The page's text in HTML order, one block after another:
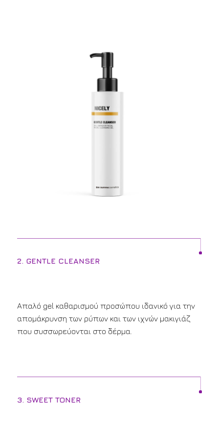
2. GENTLE CLEANSER
Απαλό gel καθαρισμού προσώπου ιδανικό για την
απομάκρυνση των ρύπων και των ιχνών μακιγιάζ
που συσσωρεύονται στο δέρμα.
3. SWEET TONER